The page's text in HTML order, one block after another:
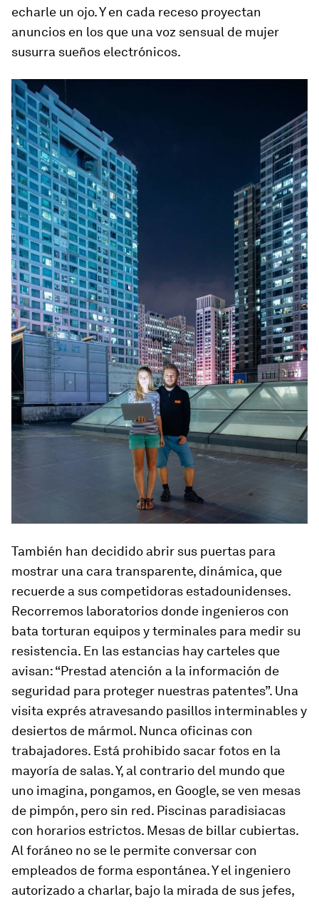
echarle un ojo. Y en cada receso proyectan
anuncios en los que una voz sensual de mujer
susurra sueños electrónicos.
También han decidido abrir sus puertas para
mostrar una cara transparente, dinámica, que
recuerde a sus competidoras estadounidenses.
Recorremos laboratorios donde ingenieros con
bata torturan equipos y terminales para medir su
resistencia. En las estancias hay carteles que
avisan: “Prestad atención a la información de
seguridad para proteger nuestras patentes”. Una
visita exprés atravesando pasillos interminables y
desiertos de mármol. Nunca oficinas con
trabajadores. Está prohibido sacar fotos en la
mayoría de salas. Y, al contrario del mundo que
uno imagina, pongamos, en Google, se ven mesas
de pimpón, pero sin red. Piscinas paradisiacas
con horarios estrictos. Mesas de billar cubiertas.
Al foráneo no se le permite conversar con
empleados de forma espontánea. Y el ingeniero
autorizado a charlar, bajo la mirada de sus jefes,